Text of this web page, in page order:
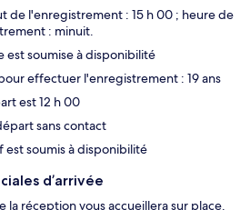
de l'enregistrement : 15 h 00 ; heure de
: minuit.
est soumise à disponibilité
effectuer l'enregistrement : 19 ans
est 12 h 00
sans contact
est soumis à disponibilité
d’arrivée
la réception vous accueillera sur place.